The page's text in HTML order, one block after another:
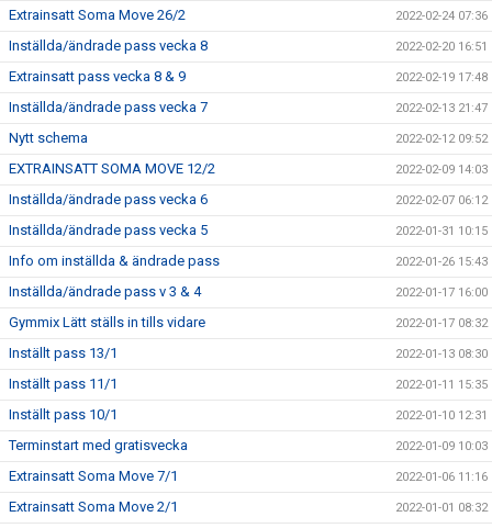
Extrainsatt Soma Move 26/2 2022-02-24 07:36
Inställda/ändrade pass vecka 8 2022-02-20 16:51
Extrainsatt pass vecka 8 & 9 2022-02-19 17:48
Inställda/ändrade pass vecka 7 2022-02-13 21:47
Nytt schema 2022-02-12 09:52
EXTRAINSATT SOMA MOVE 12/2 2022-02-09 14:03
Inställda/ändrade pass vecka 6 2022-02-07 06:12
Inställda/ändrade pass vecka 5 2022-01-31 10:15
Info om inställda & ändrade pass 2022-01-26 15:43
Inställda/ändrade pass v 3 & 4 2022-01-17 16:00
Gymmix Lätt ställs in tills vidare 2022-01-17 08:32
Inställt pass 13/1 2022-01-13 08:30
Inställt pass 11/1 2022-01-11 15:35
Inställt pass 10/1 2022-01-10 12:31
Terminstart med gratisvecka 2022-01-09 10:03
Extrainsatt Soma Move 7/1 2022-01-06 11:16
Extrainsatt Soma Move 2/1 2022-01-01 08:32